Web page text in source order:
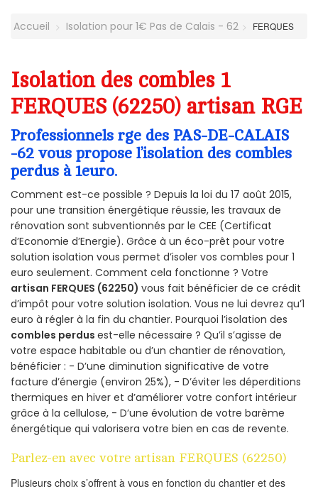
Accueil Isolation pour 1€ Pas de Calais - 62 FERQUES
Isolation des combles 1
FERQUES (62250) artisan RGE
Professionnels rge des PAS-DE-CALAIS
-62 vous propose l’isolation des combles
perdus à 1euro.
Comment est-ce possible ? Depuis la loi du 17 août 2015,
pour une transition énergétique réussie, les travaux de
rénovation sont subventionnés par le CEE (Certificat
d’Economie d’Energie). Grâce à un éco-prêt pour votre
solution isolation vous permet d’isoler vos combles pour 1
euro seulement. Comment cela fonctionne ? Votre
artisan FERQUES (62250) vous fait bénéficier de ce crédit
d’impôt pour votre solution isolation. Vous ne lui devrez qu’1
euro à régler à la fin du chantier. Pourquoi l’isolation des
combles perdus est-elle nécessaire ? Qu’il s’agisse de
votre espace habitable ou d’un chantier de rénovation,
bénéficier : - D’une diminution significative de votre
facture d’énergie (environ 25%), - D’éviter les déperditions
thermiques en hiver et d’améliorer votre confort intérieur
grâce à la cellulose, - D’une évolution de votre barème
énergétique qui valorisera votre bien en cas de revente.
Parlez-en avec votre artisan FERQUES (62250)
Plusieurs choix s’offrent à vous en fonction du chantier et des